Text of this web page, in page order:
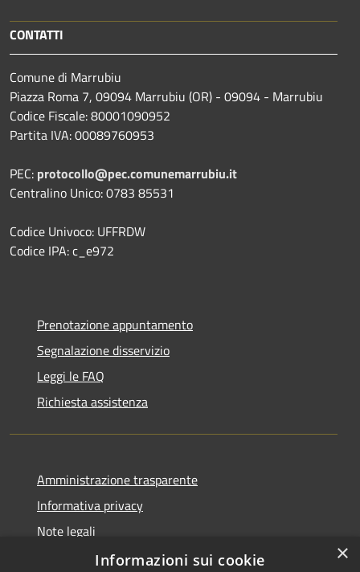
CONTATTI
Comune di Marrubiu
Piazza Roma 7, 09094 Marrubiu (OR) - 09094 - Marrubiu
Codice Fiscale: 80001090952
Partita IVA: 00089760953
PEC: protocollo@pec.comunemarrubiu.it
Centralino Unico: 0783 85531
Codice Univoco: UFFRDW
Codice IPA: c_e972
Prenotazione appuntamento
Segnalazione disservizio
Leggi le FAQ
Richiesta assistenza
Amministrazione trasparente
Informativa privacy
Note legali
Dichiarazione di accessibilità
×
Informazioni sui cookie